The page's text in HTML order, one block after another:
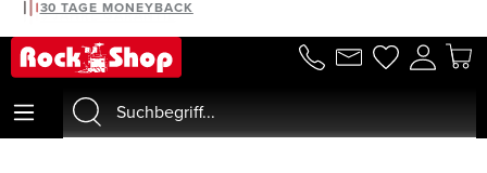
springen
30 TAGE MONEYBACK